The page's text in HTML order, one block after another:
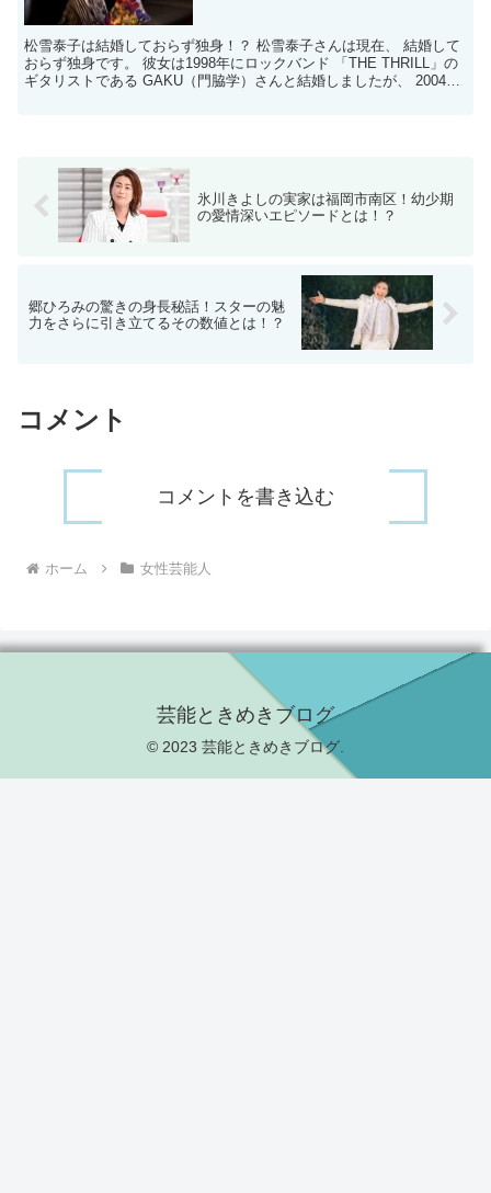
松雪泰子は結婚しておらず独身！？ 松雪泰子さんは現在、 結婚して
おらず独身です。 彼女は1998年にロックバンド 「THE THRILL」の
ギタリストである GAKU（門脇学）さんと結婚しましたが、 2004年
氷川きよしの実家は福岡市南区！幼少期
の愛情深いエピソードとは！？
郷ひろみの驚きの身長秘話！スターの魅
力をさらに引き立てるその数値とは！？
コメント
コメントを書き込む
ホーム 女性芸能人
芸能ときめきブログ
© 2023 芸能ときめきブログ.